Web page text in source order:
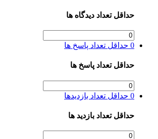
حداقل تعداد دیدگاه ها
0 حداقل تعداد پاسخ ها
حداقل تعداد پاسخ ها
0 حداقل تعداد بازدیدها
حداقل تعداد بازدید ها